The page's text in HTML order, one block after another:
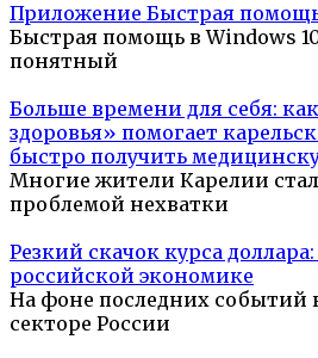
Приложение Быстрая помощь
Быстрая помощь в Windows
понятный
Больше времени для себя:
здоровья» помогает
быстро получить
Многие жители Карелии
проблемой нехватки
Резкий скачок курса
российской экономике
На фоне последних событий
секторе России